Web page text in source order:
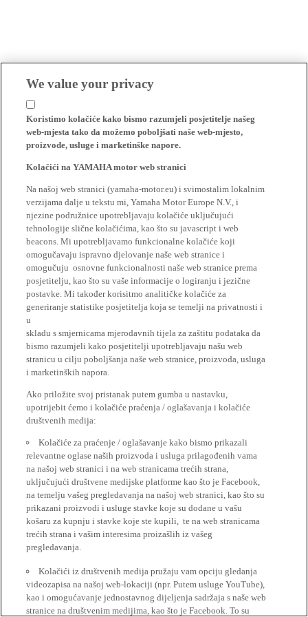
We value your privacy
Koristimo kolačiće kako bismo razumjeli posjetitelje našeg
web-mjesta tako da možemo poboljšati naše web-mjesto,
proizvode, usluge i marketinške napore.
Kolačići na YAMAHA motor web stranici
Na našoj web stranici (yamaha-motor.eu) i svimostalim lokalnim
verzijama dalje u tekstu mi, Yamaha Motor Europe N.V., i
njezine podružnice upotrebljavaju kolačiće uključujući
tehnologije slične kolačićima, kao što su javascript i web
beacons. Mi upotrebljavamo funkcionalne kolačiće koji
omogučavaju ispravno djelovanje naše web stranice i
omogučuju osnovne funkcionalnosti naše web stranice prema
posjetitelju, kao što su vaše informacije o logiranju i jezične
postavke. Mi također korisitmo analitičke kolačiće za
generiranje statistike posjetitelja koja se temelji na privatnosti i
u
skladu s smjernicama mjerodavnih tijela za zaštitu podataka da
bismo razumjeli kako posjetitelji upotrebljavaju našu web
stranicu u cilju poboljšanja naše web stranice, proizvoda, usluga
i marketinških napora.
Ako priložite svoj pristanak putem gumba u nastavku,
upotrijebit ćemo i kolačiće praćenja / oglašavanja i kolačiće
društvenih medija:
Kolačiće za praćenje / oglašavanje kako bismo prikazali
relevantne oglase naših proizvoda i usluga prilagođenih vama
na našoj web stranici i na web stranicama trećih strana,
uključujući društvene medijske platforme kao što je Facebook,
na temelju vašeg pregledavanja na našoj web stranici, kao što su
prikazani proizvodi i usluge stavke koje su dodane u vašu
košaru za kupnju i stavke koje ste kupili, te na web stranicama
trećih strana i vašim interesima proizašlih iz vašeg
pregledavanja.
Kolačići iz društvenih medija pružaju vam opciju gledanja
videozapisa na našoj web-lokaciji (npr. Putem usluge YouTube),
kao i omogućavanje jednostavnog dijeljenja sadržaja s naše web
stranice na društvenim medijima, kao što je Facebook. To su